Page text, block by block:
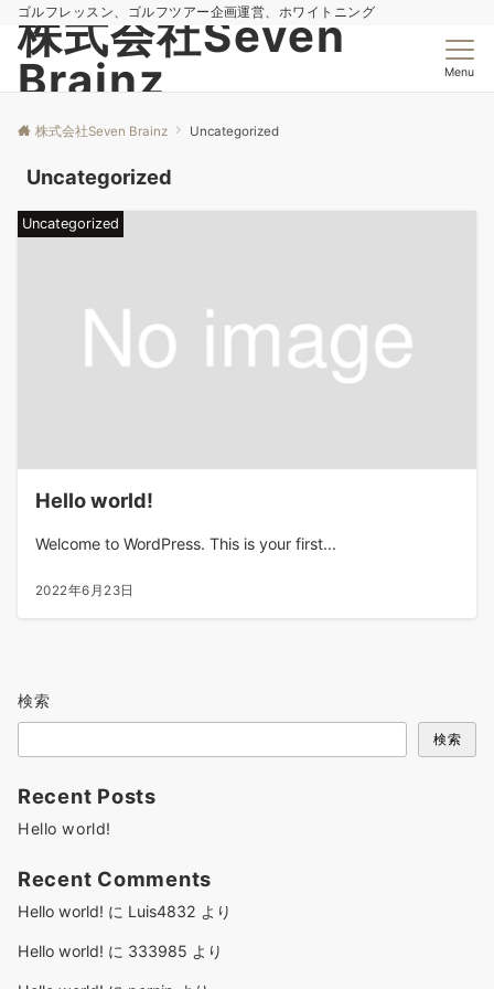
ゴルフレッスン、ゴルフツアー企画運営、ホワイトニング
株式会社Seven
Brainz
Menu
株式会社Seven Brainz Uncategorized
Uncategorized
Uncategorized
Hello world!
Welcome to WordPress. This is your first...
2022年6月23日
検索
検索
Recent Posts
Hello world!
Recent Comments
Hello world! に Luis4832 より
Hello world! に 333985 より